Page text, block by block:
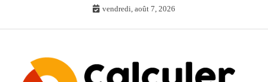
vendredi, août 7, 2026